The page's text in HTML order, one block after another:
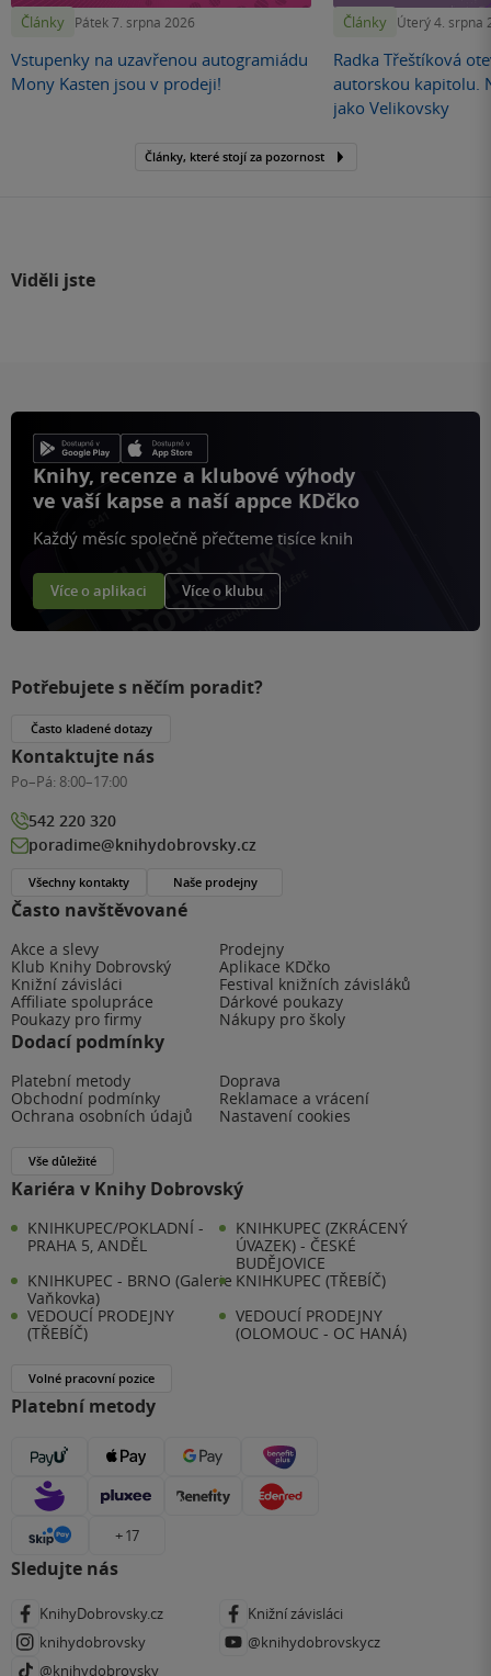
Články Pátek 7. srpna 2026
Vstupenky na uzavřenou autogramiádu
Mony Kasten jsou v prodeji!
Články Úterý 4. srpna
Radka Třeštíková
autorskou kapitolu.
jako Velikovsky
Články, které stojí za pozornost
Viděli jste
Knihy, recenze a klubové výhody
ve vaší kapse a naší appce KDčko
Každý měsíc společně přečteme tisíce knih
Více o aplikaci Více o klubu
Často navštěvované
Akce a slevy
Prodejny
Klub Knihy Dobrovský
Aplikace KDčko
Knižní závisláci
Festival knižních závisláků
Affiliate spolupráce
Dárkové poukazy
Poukazy pro firmy
Nákupy pro školy
Dodací podmínky
Platební metody
Doprava
Obchodní podmínky
Reklamace a vrácení
Ochrana osobních údajů
Nastavení cookies
Vše důležité
Kariéra v Knihy Dobrovský
KNIHKUPEC/POKLADNÍ -
PRAHA 5, ANDĚL
KNIHKUPEC (ZKRÁCENÝ
ÚVAZEK) - ČESKÉ
BUDĚJOVICE
KNIHKUPEC - BRNO (Galerie
Vaňkovka)
KNIHKUPEC (TŘEBÍČ)
VEDOUCÍ PRODEJNY
(TŘEBÍČ)
VEDOUCÍ PRODEJNY
(OLOMOUC - OC HANÁ)
Volné pracovní pozice
Platební metody
+ 17
Sledujte nás
KnihyDobrovsky.cz
Knižní závisláci
knihydobrovsky
@knihydobrovskycz
@knihydobrovsky
Potřebujete s něčím poradit?
Často kladené dotazy
Kontaktujte nás
Po–Pá: 8:00–17:00
542 220 320
poradime@knihydobrovsky.cz
Všechny kontakty Naše prodejny